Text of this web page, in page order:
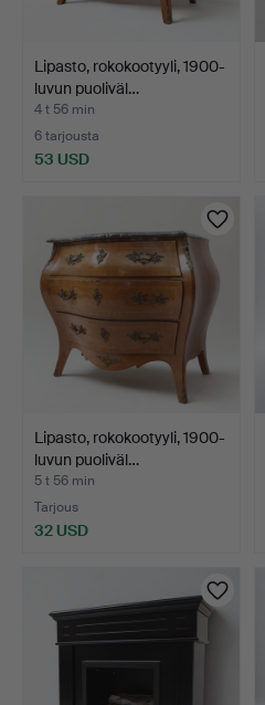
Lipasto, rokokootyyli, 1900-
luvun puoliväl…
4 t 56 min
6 tarjousta
53 USD
Lipasto, rokokootyyli, 1900-
luvun puoliväl…
5 t 56 min
Tarjous
32 USD